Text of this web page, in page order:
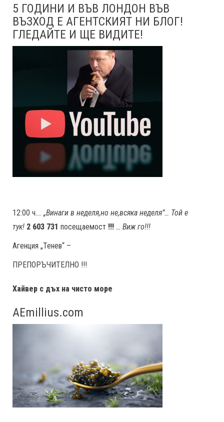
5 ГОДИНИ И ВЪВ ЛОНДОН ВЪВ
ВЪЗХОД Е АГЕНТСКИЯТ НИ БЛОГ!
ГЛЕДАЙТЕ И ЩЕ ВИДИТЕ!
12:00 ч…. „Винаги в неделя,но не,всяка неделя”… Той е
тук! 2 603 731 посещаемост !!! … Виж го!!!
Агенция „Тенев“ –
ПРЕПОРЪЧИТЕЛНО !!!
Хайвер с дъх на чисто море
AEmillius.com